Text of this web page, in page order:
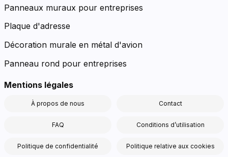
Panneaux muraux pour entreprises
Plaque d'adresse
Décoration murale en métal d'avion
Panneau rond pour entreprises
Mentions légales
À propos de nous Contact
FAQ Conditions d’utilisation
Politique de confidentialité Politique relative aux cookies